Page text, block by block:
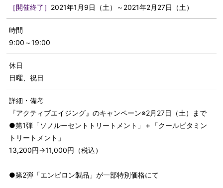
［開催終了］ 2021年1月9日（土）～2021年2月27日（土）
時間
9:00～19:00
休日
日曜、祝日
詳細・備考
『アクティブエイジング』のキャンペーン※2月27日（土）まで
●第1弾「ソノルーセントトリートメント」＋「クールビタミン
トリートメント」
13,200円→11,000円（税込）
●第2弾「エンビロン製品」が一部特別価格にて